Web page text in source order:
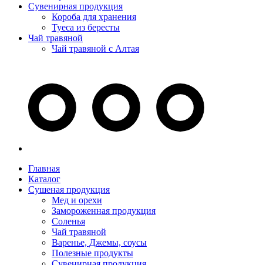
Сувенирная продукция
Короба для хранения
Туеса из бересты
Чай травяной
Чай травяной с Алтая
Главная
Каталог
Сушеная продукция
Мед и орехи
Замороженная продукция
Соленья
Чай травяной
Варенье, Джемы, соусы
Полезные продукты